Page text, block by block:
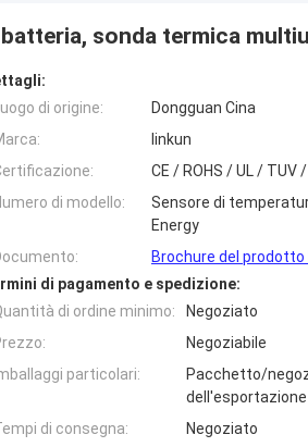
sonda termica
di origine:
Dongguan Cina
linkun
CE / ROHS / UL / TUV /
di modello:
Sensore di
Energy
Brochure del prodotto
di pagamento e spedizione:
di ordine minimo:
Negoziato
Negoziabile
particolari:
Pacchetto/
dell'esportazione
di consegna:
Negoziato